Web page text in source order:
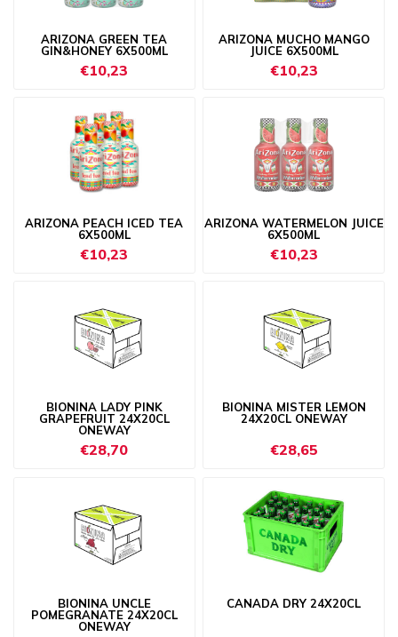
ARIZONA GREEN TEA
GIN&HONEY 6X500ML
€10,23
ARIZONA MUCHO MANGO
JUICE 6X500ML
€10,23
ARIZONA PEACH ICED TEA
6X500ML
€10,23
ARIZONA WATERMELON JUICE
6X500ML
€10,23
BIONINA LADY PINK
GRAPEFRUIT 24X20CL
ONEWAY
€28,70
BIONINA MISTER LEMON
24X20CL ONEWAY
€28,65
BIONINA UNCLE
POMEGRANATE 24X20CL
ONEWAY
CANADA DRY 24X20CL